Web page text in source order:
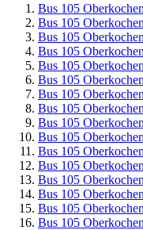
Bus 105
Bus 105
Bus 105
Bus 105
Bus 105
Bus 105
Bus 105
Bus 105
Bus 105
Bus 105
Bus 105
Bus 105
Bus 105
Bus 105
Bus 105
Bus 105